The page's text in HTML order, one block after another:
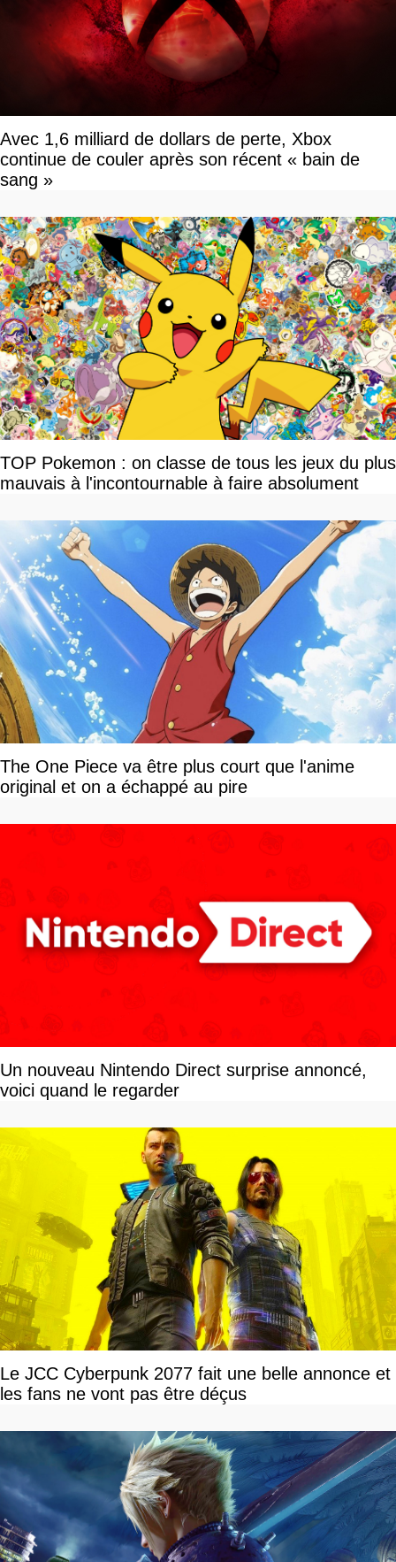
Avec 1,6 milliard de dollars de perte, Xbox
continue de couler après son récent « bain de
sang »
TOP Pokemon : on classe de tous les jeux du plus
mauvais à l'incontournable à faire absolument
The One Piece va être plus court que l'anime
original et on a échappé au pire
Un nouveau Nintendo Direct surprise annoncé,
voici quand le regarder
Le JCC Cyberpunk 2077 fait une belle annonce et
les fans ne vont pas être déçus